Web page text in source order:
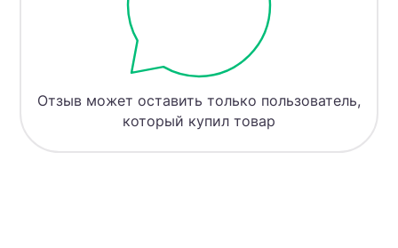
Отзыв может оставить только пользователь,
который купил товар